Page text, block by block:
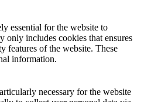
essential for the website to
only includes cookies that ensures
features of the website. These
information.
necessary for the website